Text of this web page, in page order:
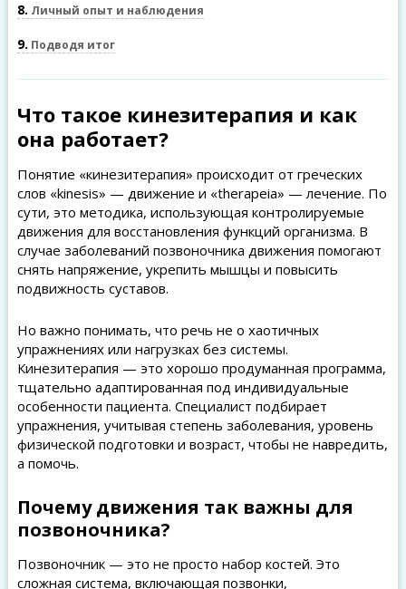
8 Личный опыт и наблюдения
9 Подводя итог
Что такое кинезитерапия и как
она работает?
Понятие «кинезитерапия» происходит от греческих
слов «kinesis» — движение и «therapeia» — лечение. По
сути, это методика, использующая контролируемые
движения для восстановления функций организма. В
случае заболеваний позвоночника движения помогают
снять напряжение, укрепить мышцы и повысить
подвижность суставов.
Но важно понимать, что речь не о хаотичных
упражнениях или нагрузках без системы.
Кинезитерапия — это хорошо продуманная программа,
тщательно адаптированная под индивидуальные
особенности пациента. Специалист подбирает
упражнения, учитывая степень заболевания, уровень
физической подготовки и возраст, чтобы не навредить,
а помочь.
Почему движения так важны для
позвоночника?
Позвоночник — это не просто набор костей. Это
сложная система, включающая позвонки,